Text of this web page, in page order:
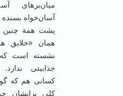
میان‌برهای
آسان‌خواه بسنده
پشت همة چنین
همان «خلایق
نشسته است
جذابیتی
کسانی هم که
کلی برایشان